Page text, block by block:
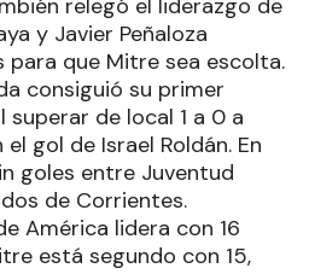
relegó el liderazgo de
y Javier Peñaloza
que Mitre sea escolta.
consiguió su primer
de local 1 a 0 a
gol de Israel Roldán. En
goles entre Juventud
de Corrientes.
América lidera con 16
está segundo con 15,